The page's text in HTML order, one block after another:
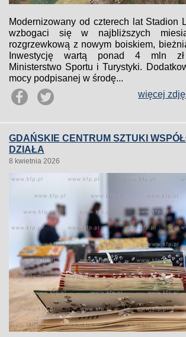
Modernizowany od czterech lat Stadion
wzbogaci się w najbliższych
rozgrzewkową z nowym boiskiem,
Inwestycję wartą ponad 4 mln zł
Ministerstwo Sportu i Turystyki.
mocy podpisanej w środę...
więcej
GDAŃSKIE CENTRUM SZTUKI
DZIAŁA
8 kwietnia 2026